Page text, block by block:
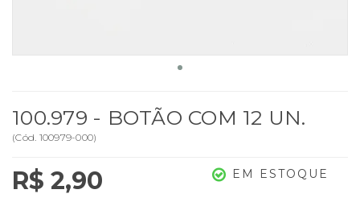
100.979 - BOTÃO COM 12 UN.
(Cód. 100979-000)
R$ 2,90 EM ESTOQUE